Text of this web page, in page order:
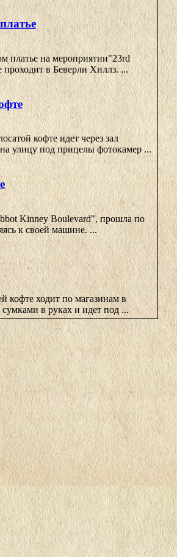
платье на мероприятии"23rd
проходит в Беверли Хиллз. ...
кофте идет через зал
улицу под прицелы фотокамер ...
Kinney Boulevard", прошла по
к своей машине. ...
кофте ходит по магазинам в
в руках и идет под ...